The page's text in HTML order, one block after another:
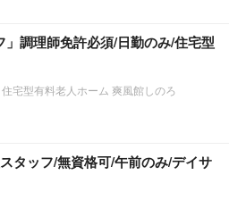
」調理師免許必須/日勤のみ/住宅型
宅型有料老人ホーム 爽風館しのろ
タッフ/無資格可/午前のみ/デイサ